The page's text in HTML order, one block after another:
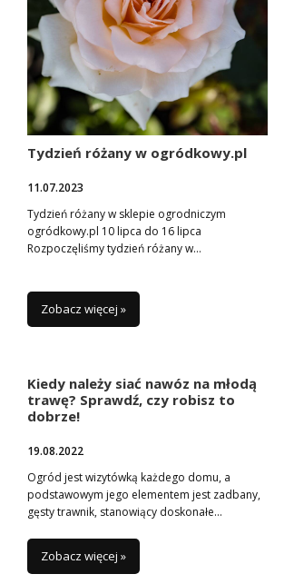
Tydzień różany w ogródkowy.pl
11.07.2023
Tydzień różany w sklepie ogrodniczym
ogródkowy.pl 10 lipca do 16 lipca
Rozpoczęliśmy tydzień różany w…
Zobacz więcej »
Kiedy należy siać nawóz na młodą
trawę? Sprawdź, czy robisz to
dobrze!
19.08.2022
Ogród jest wizytówką każdego domu, a
podstawowym jego elementem jest zadbany,
gęsty trawnik, stanowiący doskonałe…
Zobacz więcej »